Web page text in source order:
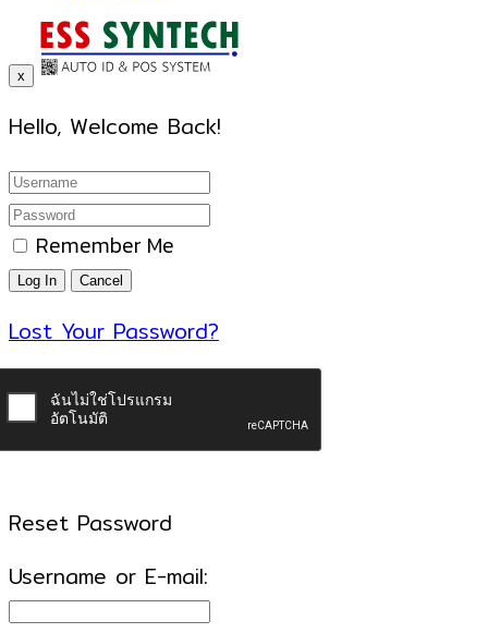
x
Hello, Welcome Back!
Remember Me
Lost Your Password?
Reset Password
Username or E-mail: